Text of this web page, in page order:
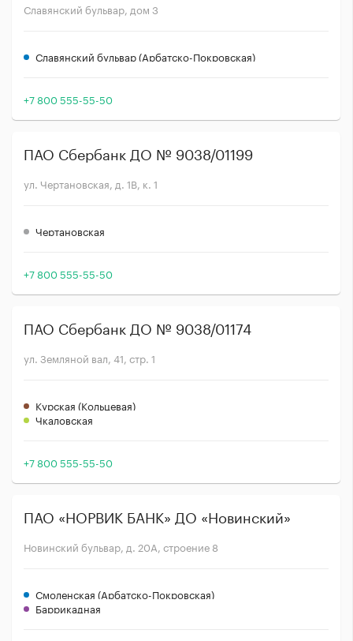
Славянский бульвар, дом 3
Славянский бульвар (Арбатско-Покровская)
+7 800 555-55-50
ПАО Сбербанк ДО № 9038/01199
ул. Чертановская, д. 1В, к. 1
Чертановская
+7 800 555-55-50
ПАО Сбербанк ДО № 9038/01174
ул. Земляной вал, 41, стр. 1
Курская (Кольцевая)
Чкаловская
+7 800 555-55-50
ПАО «НОРВИК БАНК» ДО «Новинский»
Новинский бульвар, д. 20А, строение 8
Смоленская (Арбатско-Покровская)
Баррикадная